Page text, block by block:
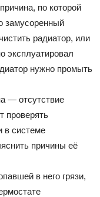
по которой
замусоренный
радиатор, или
эксплуатировал
нужно промыть
— отсутствие
проверять
в системе
причины её
в него грязи,